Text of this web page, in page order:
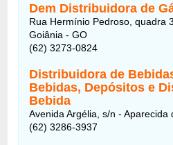
Dem Distribuidora de
Rua Hermínio Pedroso, quadra
Goiânia - GO
(62) 3273-0824
Distribuidora de
Bebidas, Depósitos e
Bebida
Avenida Argélia, s/n - Aparecida
(62) 3286-3937